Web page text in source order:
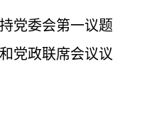
党委会第一议题
党政联席会议议